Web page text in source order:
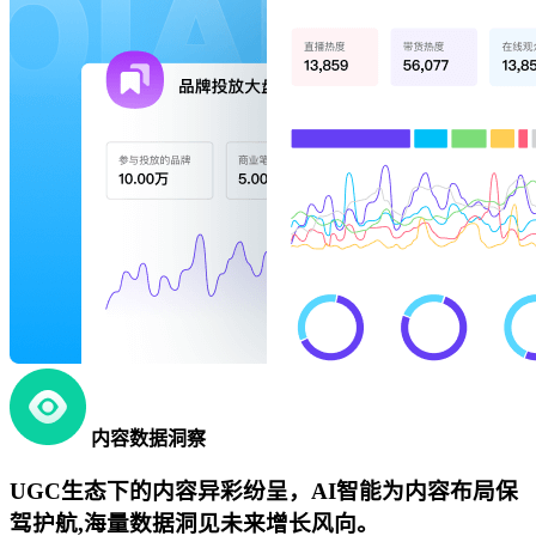
内容数据洞察
UGC生态下的内容异彩纷呈，AI智能为内容布局保
驾护航,海量数据洞见未来增长风向。